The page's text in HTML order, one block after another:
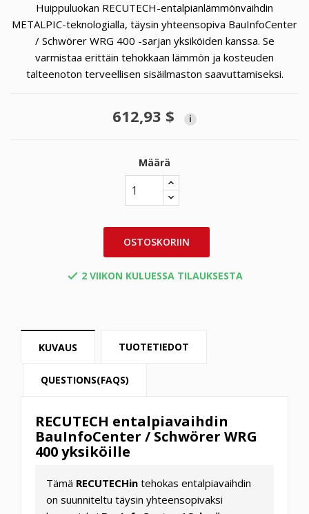
Huippuluokan RECUTECH-entalpianlämmönvaihdin
METALPIC-teknologialla, täysin yhteensopiva BauInfoCenter
/ Schwörer WRG 400 -sarjan yksiköiden kanssa. Se
varmistaa erittäin tehokkaan lämmön ja kosteuden
talteenoton terveellisen sisäilmaston saavuttamiseksi.
612,93 $ i
Määrä
OSTOSKORIIN
 2 VIIKON KULUESSA TILAUKSESTA
KUVAUS TUOTETIEDOT
QUESTIONS(FAQS)
RECUTECH entalpiavaihdin
BauInfoCenter / Schwörer WRG
400 yksiköille
Tämä RECUTECHin tehokas entalpiavaihdin
on suunniteltu täysin yhteensopivaksi